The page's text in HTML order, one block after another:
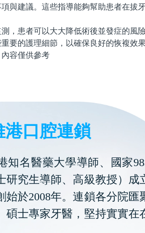
與建議。這些指導能夠幫助患者在拔
患者可以大大降低術後並發症的風
要的護理細節，以確保良好的恢複效果
容僅供參考
港口腔連鎖
知名醫藥大學導師、國家
研究生導師、高級教授）成
始於2008年。連鎖各分院匯
碩士專家牙醫，堅持實實在